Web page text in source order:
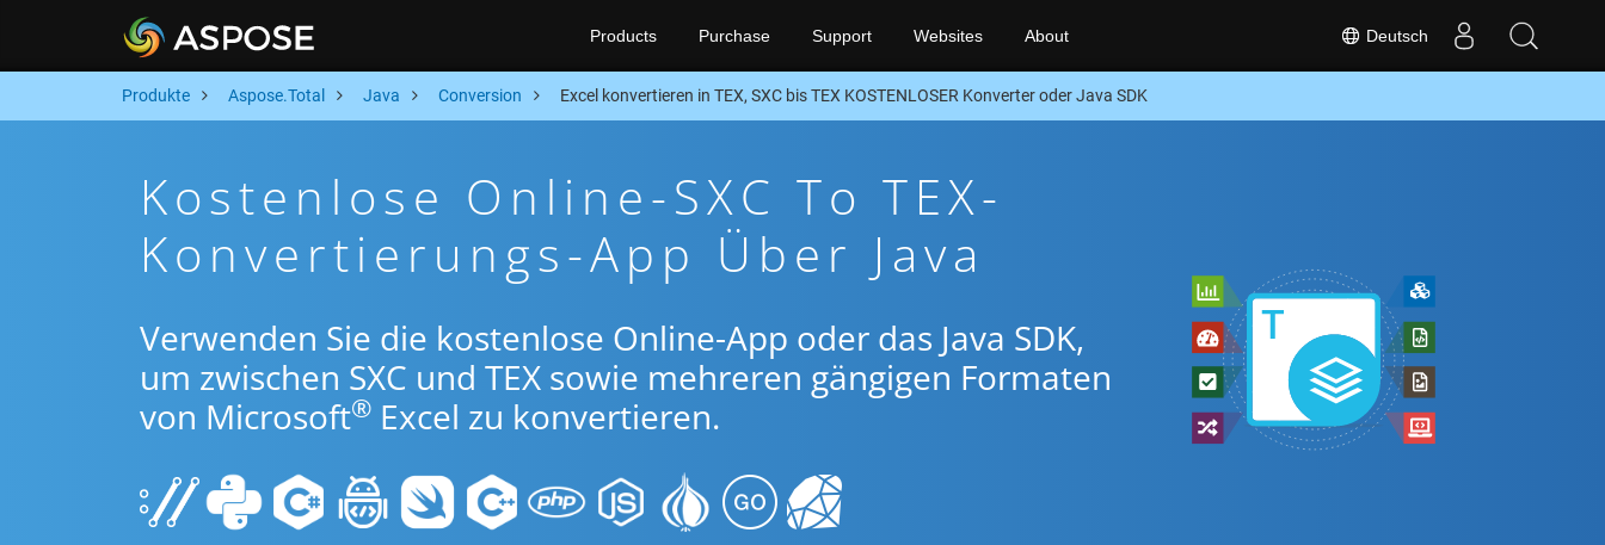
Deutsch
Products Purchase Support Websites About
Produkte Aspose.Total Java Conversion Excel konvertieren in TEX, SXC bis TEX KOSTENLOSER Konverter oder Java SDK
Kostenlose Online-SXC To TEX-
Konvertierungs-App Über Java
Verwenden Sie die kostenlose Online-App oder das Java SDK,
um zwischen SXC und TEX sowie mehreren gängigen Formaten
von Microsoft® Excel zu konvertieren.